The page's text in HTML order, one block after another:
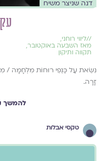
דנה שניצר משיח
//ליווי רוחני,
מאז השבעה באוקטובר,
תקווה ותיקון
נִשֵּׂאת עַל כַּנְפֵי רוּחוֹת מִלְחָמָה /
זָרָה.
להמשך
טקסי אבלות